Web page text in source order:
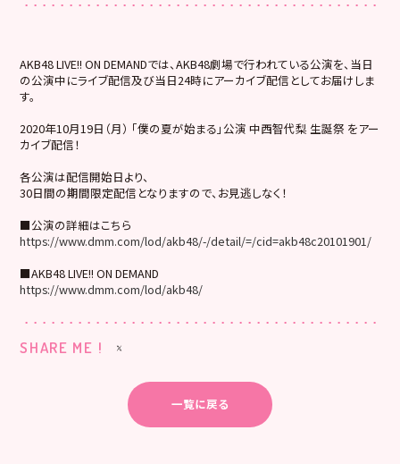
AKB48 LIVE!! ON DEMANDでは、AKB48劇場で行われている公演を、当日
の公演中にライブ配信及び当日24時にアーカイブ配信としてお届けしま
す。
2020年10月19日（月） 「僕の夏が始まる」公演 中西智代梨 生誕祭 をアー
カイブ配信！
各公演は配信開始日より、
30日間の期間限定配信となりますので、お見逃しなく！
■公演の詳細はこちら
https://www.dmm.com/lod/akb48/-/detail/=/cid=akb48c20101901/
■AKB48 LIVE!! ON DEMAND
https://www.dmm.com/lod/akb48/
SHARE ME !
一覧に戻る